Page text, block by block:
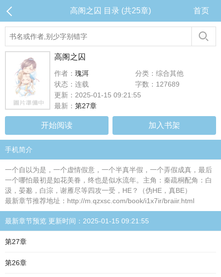
高阁之囚 目录 (共25章) 首页
高阁之囚
作者： 瑰洱
分类：综合其他
状态：连载
字数：127689
更新：2025-01-15 09:21:55
最新： 第27章
开始阅读 加入书架
手机简介
一个自以为是，一个虚情假意，一个半真半假，一个弄假成真，最后
一个哪怕最初是如花美眷，终也是似水流年。主角：秦疏桐配角：白
汲，晏邈，白淙，谢雁尽等四攻一受，HE？（伪HE，真BE）
最新章节推荐地址：http://m.qzxsc.com/book/i1x7ir/braiir.html
最新章节预览 更新时间：2025-01-15 09:21:55
第27章
第26章